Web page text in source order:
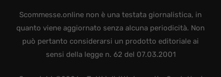
Scommesse.online non è una testata giornalistica, in
quanto viene aggiornato senza alcuna periodicità. Non
può pertanto considerarsi un prodotto editoriale ai
sensi della legge n. 62 del 07.03.2001